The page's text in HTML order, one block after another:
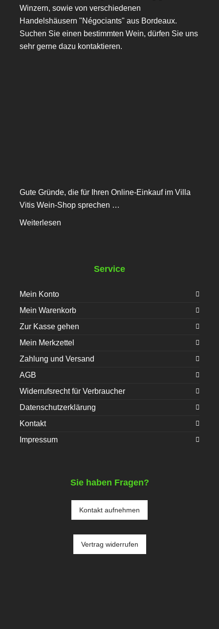
Winzern, sowie von verschiedenen
Handelshäusern "Négociants" aus Bordeaux.
Suchen Sie einen bestimmten Wein, dürfen Sie uns
sehr gerne dazu kontaktieren.
Gute Gründe, die für Ihren Online-Einkauf im Villa
Vitis Wein-Shop sprechen …
Weiterlesen
Service
Mein Konto
Mein Warenkorb
Zur Kasse gehen
Mein Merkzettel
Zahlung und Versand
AGB
Widerrufsrecht für Verbraucher
Datenschutzerklärung
Kontakt
Impressum
Sie haben Fragen?
Kontakt aufnehmen
Vertrag widerrufen